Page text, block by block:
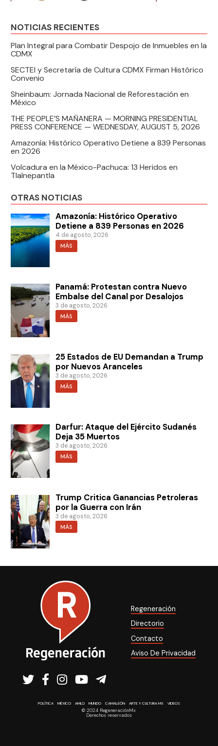
NOTICIAS RECIENTES
Plan Integral para Combatir Despojo de Inmuebles en la
CDMX
SECTEI y Secretaría de Cultura CDMX Firman Histórico
Convenio
Sheinbaum: Jornada Nacional de Reforestación en
México
THE PEOPLE’S MAÑANERA — MORNING PRESIDENTIAL
PRESS CONFERENCE — WEDNESDAY, AUGUST 5, 2026
Amazonía: Histórico Operativo Detiene a 839 Personas
en 2026
Volcadura en la México-Pachuca: 13 Heridos en
Tlalnepantla
OTRAS NOTICIAS
Amazonía: Histórico Operativo
Detiene a 839 Personas en 2026
4 de agosto, 2026
MÁS
Panamá: Protestan contra Nuevo
Embalse del Canal por Desalojos
3 de agosto, 2026
MÁS
25 Estados de EU Demandan a Trump
por Nuevos Aranceles
3 de agosto, 2026
MÁS
Darfur: Ataque del Ejército Sudanés
Deja 35 Muertos
3 de agosto, 2026
MÁS
Trump Critica Ganancias Petroleras
por la Guerra con Irán
3 de agosto, 2026
MÁS
Regeneración
Directorio
Contacto
Aviso De Privacidad
POLÍTICA MÉXICO AMLO MUNDO CAMALEÓN ARTE Y CULTURA MX VIDEOS
© 2024 RegeneraciónMx
Derechos reservados